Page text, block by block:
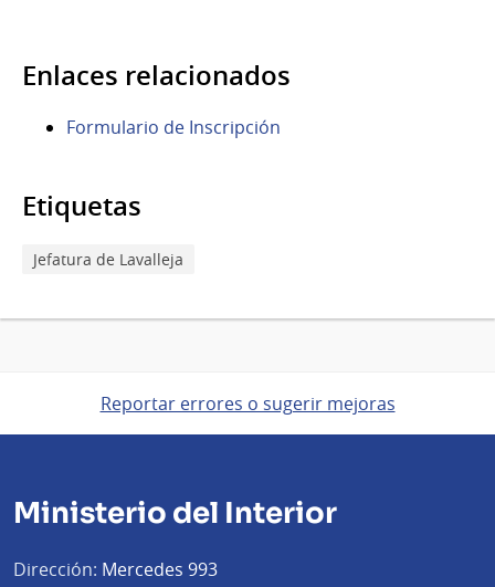
Enlaces relacionados
Formulario de Inscripción
Etiquetas
Jefatura de Lavalleja
Reportar errores o sugerir mejoras
Ministerio del Interior
Dirección: Mercedes 993